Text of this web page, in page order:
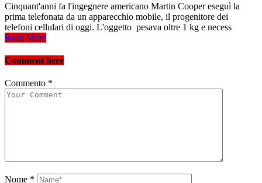
Cinquant'anni fa l'ingegnere americano Martin Cooper eseguì la
prima telefonata da un apparecchio mobile, il progenitore dei
telefoni cellulari di oggi. L'oggetto pesava oltre 1 kg e necess
Read More
Comment here
Commento *
Nome *